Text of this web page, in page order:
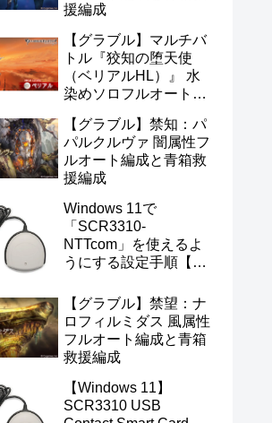
援編成
【グラブル】マルチバ
トル『狡知の堕天使
（ベリアルHL）』 水
染めソロフルオート編
【グラブル】禁知：パ
パルクルヴァ 闇属性フ
ルオート編成と青箱救
援編成
Windows 11で
「SCR3310-
NTTcom」を使えるよ
うにする設定手順【マ
応】
【グラブル】禁望：ナ
ロフィルミダス 風属性
フルオート編成と青箱
救援編成
【Windows 11】
SCR3310 USB